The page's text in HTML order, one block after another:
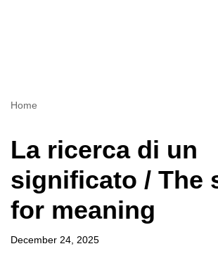
Home
La ricerca di un
significato / The
for meaning
December 24, 2025